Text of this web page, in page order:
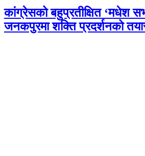
कांग्रेसको बहुप्रतीक्षित ‘मधेश
जनकपुरमा शक्ति प्रदर्शनको